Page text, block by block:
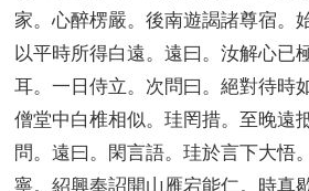
家。心醉楞嚴。後南遊謁諸尊宿。
以平時所得白遠。遠曰。汝解心已
耳。一日侍立。 次問曰。絕對待時
僧堂中白椎相似。珪罔措。至晚遠
問。遠曰。 閑言語。珪於言下大悟
寧。紹興奉詔開山雁宕能仁。 時真